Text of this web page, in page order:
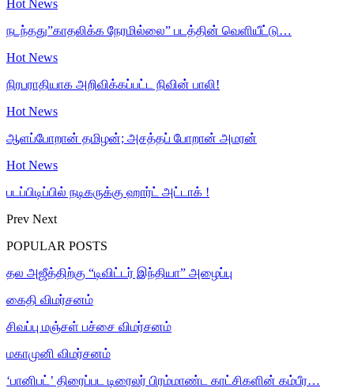
Hot News
நடந்தது”காதலிக்க நேரமில்லை” படத்தின் வெளியீட்டு…
Hot News
நிரபராதியாக அறிவிக்கப்பட்ட நிவின் பாலி!
Hot News
ஆளப்போறான் தமிழன்; அசத்தப் போறான் அமரன்
Hot News
படப்பிடிப்பில் நடிகருக்கு ஹார்ட் அட்டாக் !
Prev Next
POPULAR POSTS
தல அஜீத்திற்கு “டிவிட்டர் இந்தியா” அழைப்பு
கைதி விமர்சனம்
சிவப்பு மஞ்சள் பச்சை விமர்சனம்
மகாமுனி விமர்சனம்
‘பானிபட்’ திரைப்பட டிரைலர் பிரம்மாண்ட காட்சிகளின் கம்பீர…